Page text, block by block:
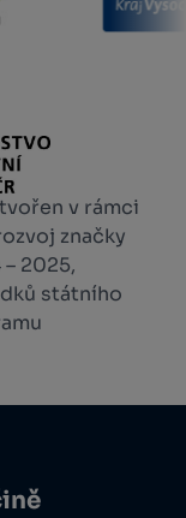
v rámci
značky
2025,
státního